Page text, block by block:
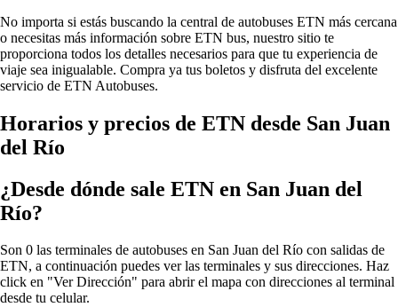
No importa si estás buscando la central de autobuses ETN más cercana
o necesitas más información sobre ETN bus, nuestro sitio te
proporciona todos los detalles necesarios para que tu experiencia de
viaje sea inigualable. Compra ya tus boletos y disfruta del excelente
servicio de ETN Autobuses.
Horarios y precios de ETN desde San Juan
del Río
¿Desde dónde sale ETN en San Juan del
Río?
Son 0 las terminales de autobuses en San Juan del Río con salidas de
ETN, a continuación puedes ver las terminales y sus direcciones. Haz
click en "Ver Dirección" para abrir el mapa con direcciones al terminal
desde tu celular.